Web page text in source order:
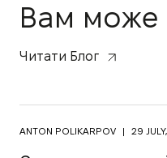
Вам може
Читати Блог
ANTON POLIKARPOV | 29